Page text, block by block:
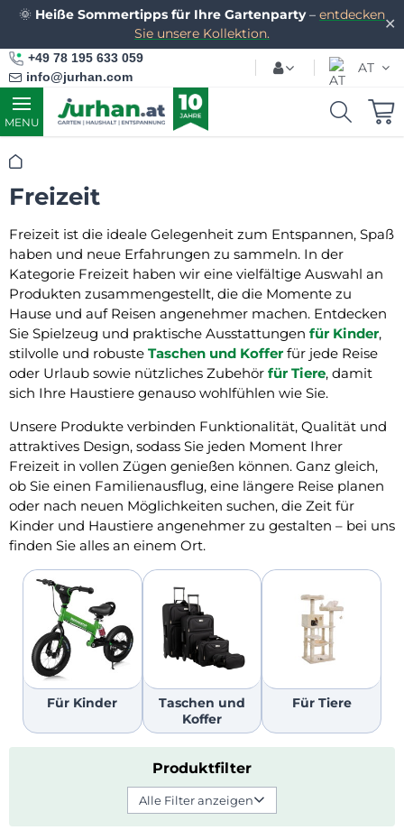
✕
🌞 Heiße Sommertipps für Ihre Gartenparty– entdecken
Sie unsere Kollektion.
+49 78 195 633 059
info@jurhan.com
AT
MENU
Startseite
Freizeit
Freizeit ist die ideale Gelegenheit zum Entspannen, Spaß
haben und neue Erfahrungen zu sammeln. In der
Kategorie Freizeit haben wir eine vielfältige Auswahl an
Produkten zusammengestellt, die die Momente zu
Hause und auf Reisen angenehmer machen. Entdecken
Sie Spielzeug und praktische Ausstattungen für Kinder,
stilvolle und robuste Taschen und Kofferfür jede Reise
oder Urlaub sowie nützliches Zubehör für Tiere, damit
sich Ihre Haustiere genauso wohlfühlen wie Sie.
Unsere Produkte verbinden Funktionalität, Qualität und
attraktives Design, sodass Sie jeden Moment Ihrer
Freizeit in vollen Zügen genießen können. Ganz gleich,
ob Sie einen Familienausflug, eine längere Reise planen
oder nach neuen Möglichkeiten suchen, die Zeit für
Kinder und Haustiere angenehmer zu gestalten – bei uns
finden Sie alles an einem Ort.
Für Kinder
Taschen und
Koffer
Für Tiere
Produktfilter
Alle Filter anzeigen